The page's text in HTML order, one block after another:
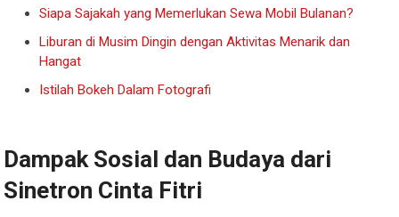
Siapa Sajakah yang Memerlukan Sewa Mobil Bulanan?
Liburan di Musim Dingin dengan Aktivitas Menarik dan
Hangat
Istilah Bokeh Dalam Fotografi
Dampak Sosial dan Budaya dari
Sinetron Cinta Fitri